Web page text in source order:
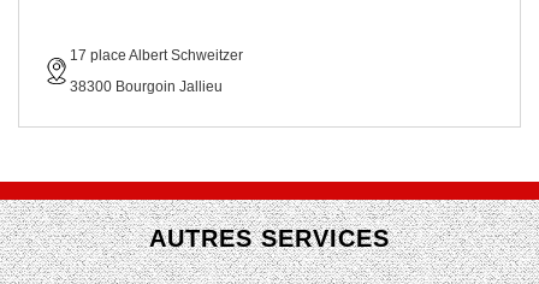
17 place Albert Schweitzer
38300 Bourgoin Jallieu
AUTRES SERVICES